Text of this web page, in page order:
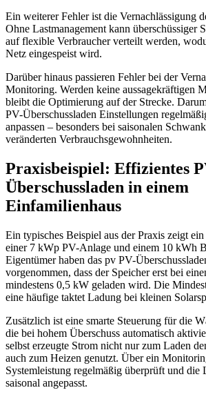
Ein weiterer Fehler ist die Vernachlässigung
Ohne Lastmanagement kann überschüssiger
auf flexible Verbraucher verteilt werden,
Netz eingespeist wird.
Darüber hinaus passieren Fehler bei der
Monitoring. Werden keine aussagekräftigen
bleibt die Optimierung auf der Strecke.
PV-Überschussladen Einstellungen
anpassen – besonders bei saisonalen
veränderten Verbrauchsgewohnheiten.
Praxisbeispiel: Effizientes
Überschussladen in einem
Einfamilienhaus
Ein typisches Beispiel aus der Praxis zeigt
einer 7 kWp PV-Anlage und einem 10 kWh
Eigentümer haben das pv PV-
vorgenommen, dass der Speicher erst bei
mindestens 0,5 kW geladen wird. Die
eine häufige taktet Ladung bei kleinen
Zusätzlich ist eine smarte Steuerung für die
die bei hohem Überschuss automatisch
selbst erzeugte Strom nicht nur zum Laden
auch zum Heizen genutzt. Über ein
Systemleistung regelmäßig überprüft und die
saisonal angepasst.